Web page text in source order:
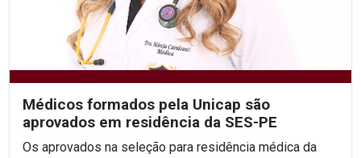
Médicos formados pela Unicap são
aprovados em residência da SES-PE
Os aprovados na seleção para residência médica da